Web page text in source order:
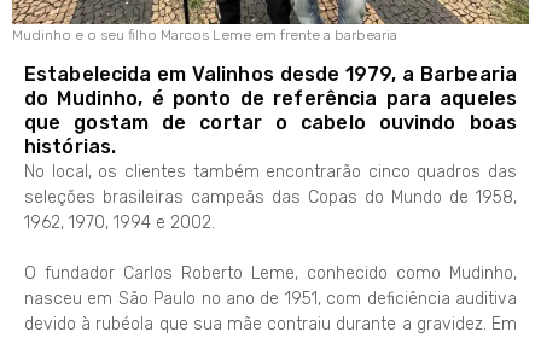
Mudinho e o seu filho Marcos Leme em frente a barbearia
Estabelecida em Valinhos desde 1979, a Barbearia
do Mudinho, é ponto de referência para aqueles
que gostam de cortar o cabelo ouvindo boas
histórias.
No local, os clientes também encontrarão cinco quadros das
seleções brasileiras campeãs das Copas do Mundo de 1958,
1962, 1970, 1994 e 2002.
O fundador Carlos Roberto Leme, conhecido como Mudinho,
nasceu em São Paulo no ano de 1951, com deficiência auditiva
devido à rubéola que sua mãe contraiu durante a gravidez. Em